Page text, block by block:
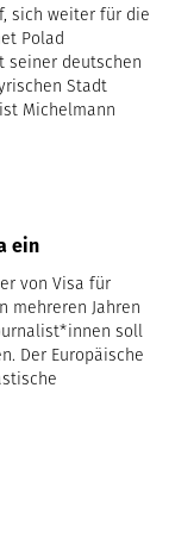
sich weiter für die
Polad
seiner deutschen
Stadt
Michelmann
ein
von Visa für
mehreren Jahren
soll
Der Europäische